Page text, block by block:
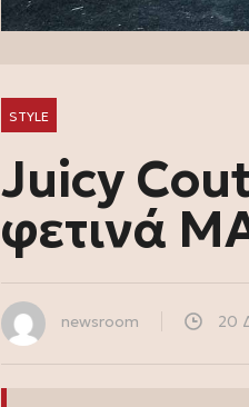
STYLE
Juicy
φετινά
newsroom 20